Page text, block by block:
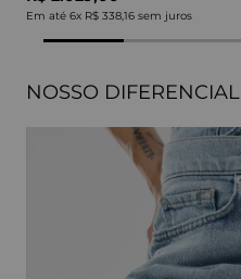
Em até 6x R$ 338,16 sem juros
NOSSO DIFERENCIAL